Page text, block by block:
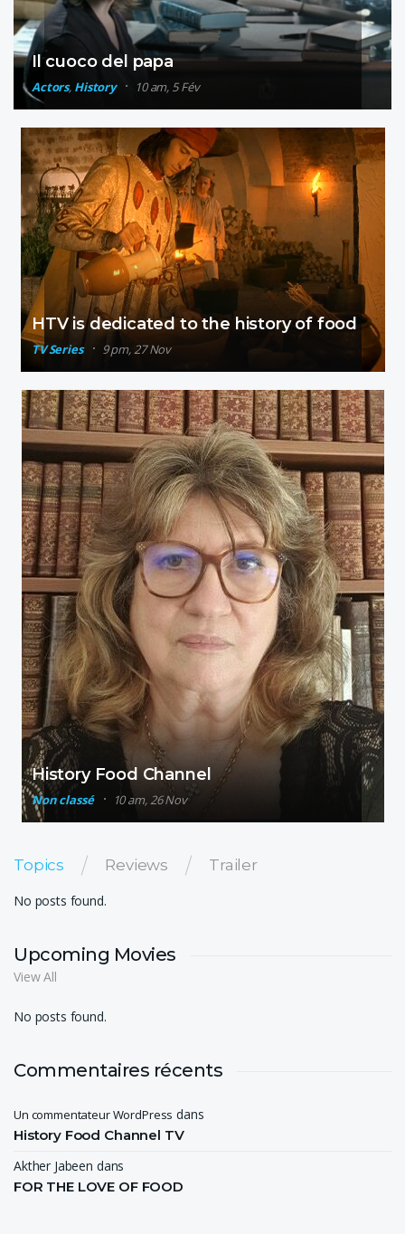
Il cuoco del papa
Actors, History 10 am, 5 Fév
HTV is dedicated to the history of food
TV Series 9 pm, 27 Nov
History Food Channel
Non classé 10 am, 26 Nov
Topics Reviews Trailer
No posts found.
Upcoming Movies
View All
No posts found.
Commentaires récents
Un commentateur WordPress dans
History Food Channel TV
Akther Jabeen dans
FOR THE LOVE OF FOOD